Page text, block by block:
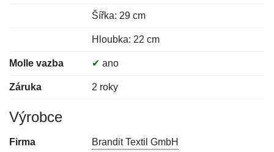
Šířka: 29 cm
Hloubka: 22 cm
Molle vazba ✔ ano
Záruka 2 roky
Výrobce
Firma Brandit Textil GmbH